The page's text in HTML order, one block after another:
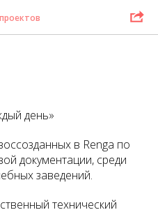
день»
в Renga по
документации, среди
заведений.
технический